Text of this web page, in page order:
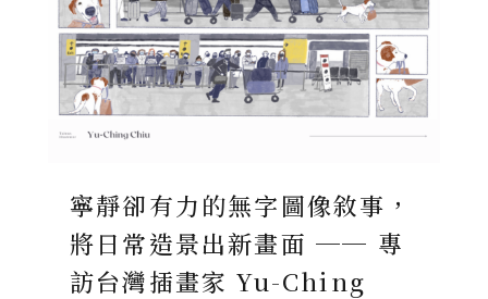
寧靜卻有力的無字圖像敘事，
將日常造景出新畫面 ── 專
訪台灣插畫家 Yu-Ching